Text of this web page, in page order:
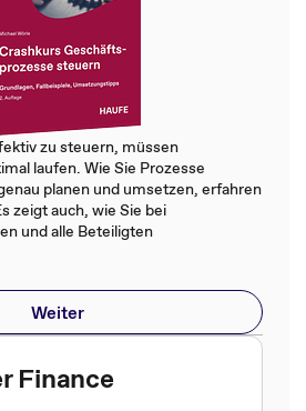
zu steuern, müssen
laufen. Wie Sie Prozesse
planen und umsetzen, erfahren
zeigt auch, wie Sie bei
und alle Beteiligten
Weiter
Finance